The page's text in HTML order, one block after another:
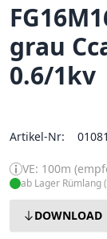
grau
0.6/1kv
Artikel-Nr:
VE: 100m
ab Lager Rümlang
DOWNLOAD